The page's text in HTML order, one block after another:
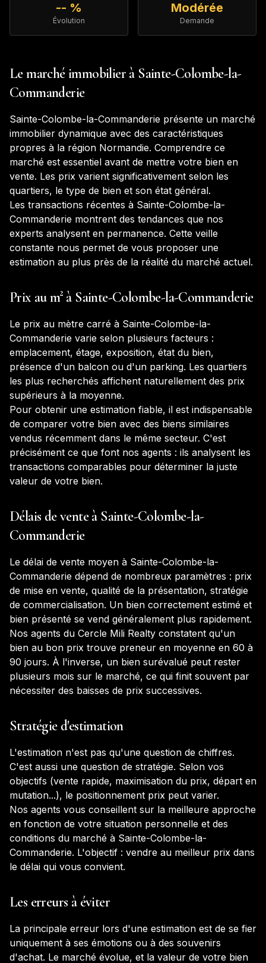
-- %
Évolution
Modérée
Demande
Le marché immobilier à Sainte-Colombe-la-
Commanderie
Sainte-Colombe-la-Commanderie présente un marché
immobilier dynamique avec des caractéristiques
propres à la région Normandie. Comprendre ce
marché est essentiel avant de mettre votre bien en
vente. Les prix varient significativement selon les
quartiers, le type de bien et son état général.
Les transactions récentes à Sainte-Colombe-la-
Commanderie montrent des tendances que nos
experts analysent en permanence. Cette veille
constante nous permet de vous proposer une
estimation au plus près de la réalité du marché actuel.
Prix au m² à Sainte-Colombe-la-Commanderie
Le prix au mètre carré à Sainte-Colombe-la-
Commanderie varie selon plusieurs facteurs :
emplacement, étage, exposition, état du bien,
présence d'un balcon ou d'un parking. Les quartiers
les plus recherchés affichent naturellement des prix
supérieurs à la moyenne.
Pour obtenir une estimation fiable, il est indispensable
de comparer votre bien avec des biens similaires
vendus récemment dans le même secteur. C'est
précisément ce que font nos agents : ils analysent les
transactions comparables pour déterminer la juste
valeur de votre bien.
Délais de vente à Sainte-Colombe-la-
Commanderie
Le délai de vente moyen à Sainte-Colombe-la-
Commanderie dépend de nombreux paramètres : prix
de mise en vente, qualité de la présentation, stratégie
de commercialisation. Un bien correctement estimé et
bien présenté se vend généralement plus rapidement.
Nos agents du Cercle Mili Realty constatent qu'un
bien au bon prix trouve preneur en moyenne en 60 à
90 jours. À l'inverse, un bien surévalué peut rester
plusieurs mois sur le marché, ce qui finit souvent par
nécessiter des baisses de prix successives.
Stratégie d'estimation
L'estimation n'est pas qu'une question de chiffres.
C'est aussi une question de stratégie. Selon vos
objectifs (vente rapide, maximisation du prix, départ en
mutation...), le positionnement prix peut varier.
Nos agents vous conseillent sur la meilleure approche
en fonction de votre situation personnelle et des
conditions du marché à Sainte-Colombe-la-
Commanderie. L'objectif : vendre au meilleur prix dans
le délai qui vous convient.
Les erreurs à éviter
La principale erreur lors d'une estimation est de se fier
uniquement à ses émotions ou à des souvenirs
d'achat. Le marché évolue, et la valeur de votre bien